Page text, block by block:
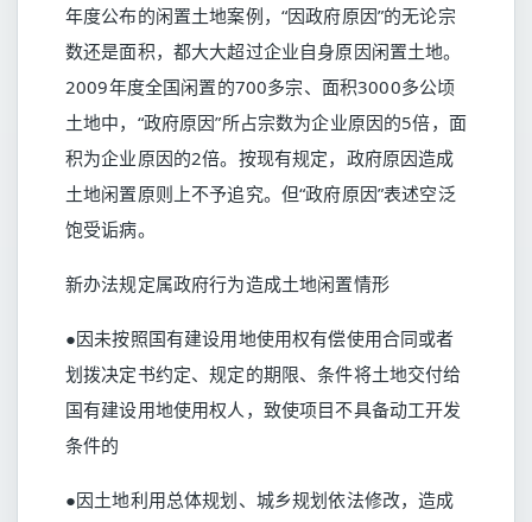
年度公布的闲置土地案例，“因政府原因”的无论宗
数还是面积，都大大超过企业自身原因闲置土地。
2009年度全国闲置的700多宗、面积3000多公顷
土地中，“政府原因”所占宗数为企业原因的5倍，面
积为企业原因的2倍。按现有规定，政府原因造成
土地闲置原则上不予追究。但“政府原因”表述空泛
饱受诟病。
新办法规定属政府行为造成土地闲置情形
●因未按照国有建设用地使用权有偿使用合同或者
划拨决定书约定、规定的期限、条件将土地交付给
国有建设用地使用权人，致使项目不具备动工开发
条件的
●因土地利用总体规划、城乡规划依法修改，造成